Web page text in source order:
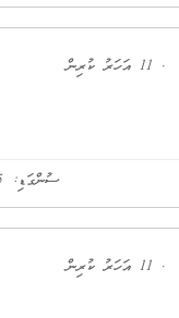
. 11 އަހަރު ކުރިން
ސުންގަޑި: 15 ފެބުރުވަރީ 2015 12:30
. 11 އަހަރު ކުރިން